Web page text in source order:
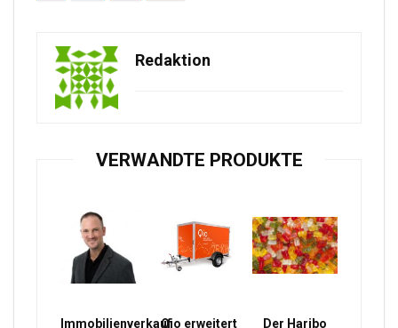
Redaktion
VERWANDTE PRODUKTE
ImmobilienverkaufQio erweitert Der Haribo